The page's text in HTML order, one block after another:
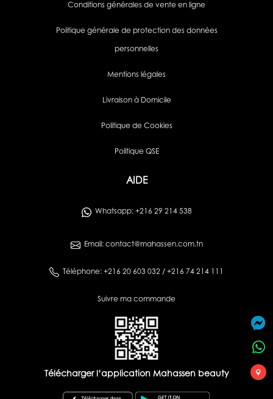
Conditions générales de vente en ligne
Politique générale de protection des données
personnelles
Mentions légales
Livraison à Domicile
Politique de Cookies
Politique QSE
AIDE
Whatsapp: +216 29 214 538
Email: contact@mahassen.com.tn
Téléphone: +216 20 603 032 / +216 74 214 111
Suivre ma commande
Télécharger l’application Mahassen beauty